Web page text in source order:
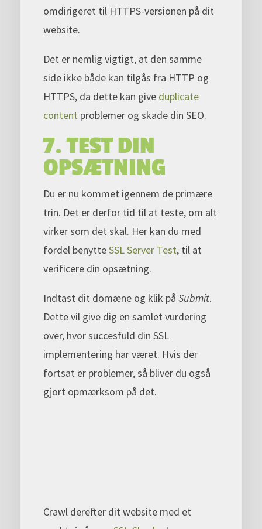
omdirigeret til HTTPS-versionen på dit
website.
Det er nemlig vigtigt, at den samme
side ikke både kan tilgås fra HTTP og
HTTPS, da dette kan give duplicate
content problemer og skade din SEO.
7. TEST DIN
OPSÆTNING
Du er nu kommet igennem de primære
trin. Det er derfor tid til at teste, om alt
virker som det skal. Her kan du med
fordel benytteSSL Server Test, til at
verificere din opsætning.
Indtast dit domæne og klik på Submit.
Dette vil give dig en samlet vurdering
over, hvor succesfuld din SSL
implementering har været. Hvis der
fortsat er problemer, så bliver du også
gjort opmærksom på det.
Crawl derefter dit website med et